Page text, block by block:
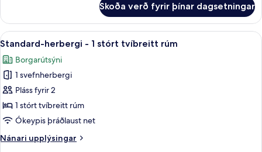
tvíbreið
rúm
herbergi
2
tvíbreið
rúm
Skoða verð fyrir þínar dagsetningar
Skoða
allar
myndir
fyrir
Standard-
herbergi
-
stórt
5
Standard-herbergi - 1 stórt tvíbreitt rúm
Borgarútsýni
1 svefnherbergi
Pláss fyrir 2
1 stórt tvíbreitt rúm
Ókeypis þráðlaust net
Nánari upplýsingar
Nánari